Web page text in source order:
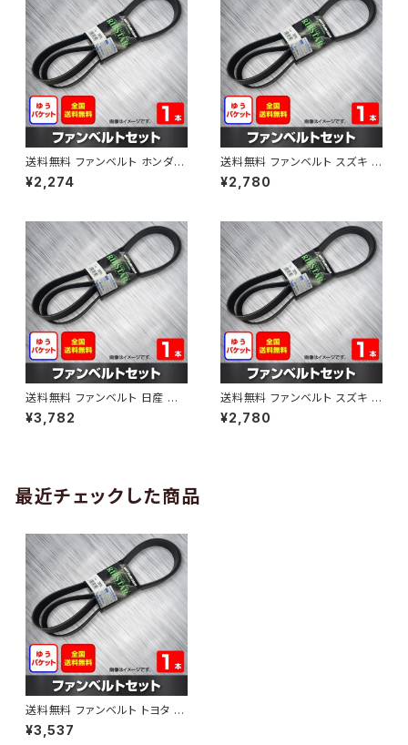
送料無料 ファンベルト ホンダ フ
ィット 型式GE6 H19.10～H25.
09 （国内トップメーカー） 1本 H
¥2,274
送料無料 ファンベルト スズキ ス
ペーシア 型式MK32S H25.03
～H30.02 （国内トップメーカ
¥2,780
送料無料 ファンベルト 日産 キ
ューブ 型式Z12 H20.11～H24.
10 （国内トップメーカー） 1本 H
¥3,782
送料無料 ファンベルト スズキ ワ
ゴンR 型式MH34S H24.09～
H29.02 （国内トップメーカー）
¥2,780
最近チェックした商品
送料無料 ファンベルト トヨタ ヴ
ォクシー 型式ZRR80W H26.0
1～ （国内トップメーカー） 1本 H
¥3,537